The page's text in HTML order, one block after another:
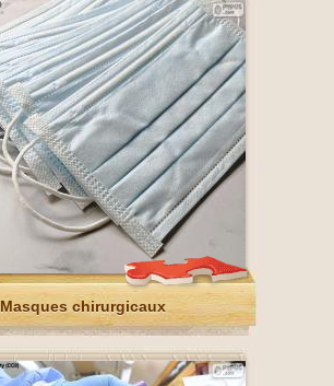
Masques chirurgicaux